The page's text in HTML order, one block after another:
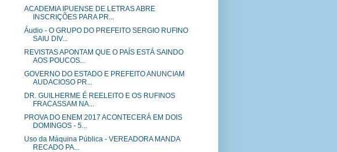
ACADEMIA IPUENSE DE LETRAS ABRE
INSCRIÇÕES PARA PR...
Áudio - O GRUPO DO PREFEITO SERGIO RUFINO
SAIU DIV...
REVISTAS APONTAM QUE O PAÍS ESTÁ SAINDO
AOS POUCOS...
GOVERNO DO ESTADO E PREFEITO ANUNCIAM
AUDACIOSO PR...
DR. GUILHERME É REELEITO E OS RUFINOS
FRACASSAM NA...
PROVA DO ENEM 2017 ACONTECERÁ EM DOIS
DOMINGOS - 5...
Uso da Máquina Pública - VEREADORA MANDA
RECADO PA...